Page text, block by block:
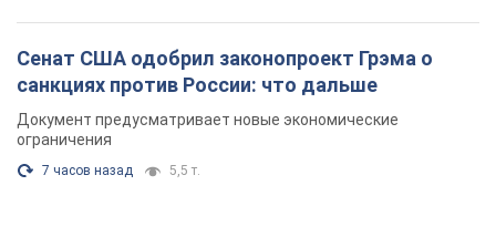
Сенат США одобрил законопроект Грэма о
санкциях против России: что дальше
Документ предусматривает новые экономические
ограничения
7 часов назад 5,5 т.